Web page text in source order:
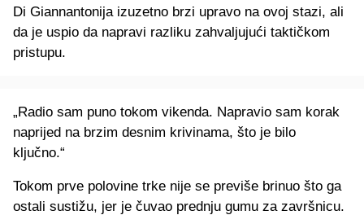
Di Giannantonija izuzetno brzi upravo na ovoj stazi, ali
da je uspio da napravi razliku zahvaljujući taktičkom
pristupu.
„Radio sam puno tokom vikenda. Napravio sam korak
naprijed na brzim desnim krivinama, što je bilo
ključno.“
Tokom prve polovine trke nije se previše brinuo što ga
ostali sustižu, jer je čuvao prednju gumu za završnicu.